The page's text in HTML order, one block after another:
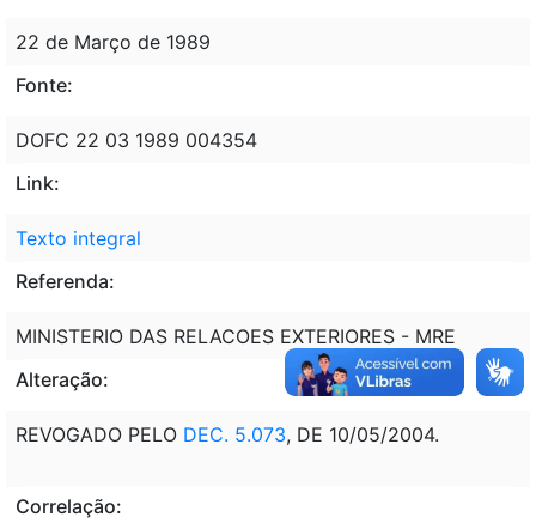
22 de Março de 1989
Fonte:
DOFC 22 03 1989 004354
Link:
Texto integral
Referenda:
MINISTERIO DAS RELACOES EXTERIORES - MRE
Alteração:
REVOGADO PELO DEC. 5.073, DE 10/05/2004.
Correlação: